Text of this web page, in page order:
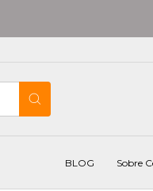
BLOG Sobre